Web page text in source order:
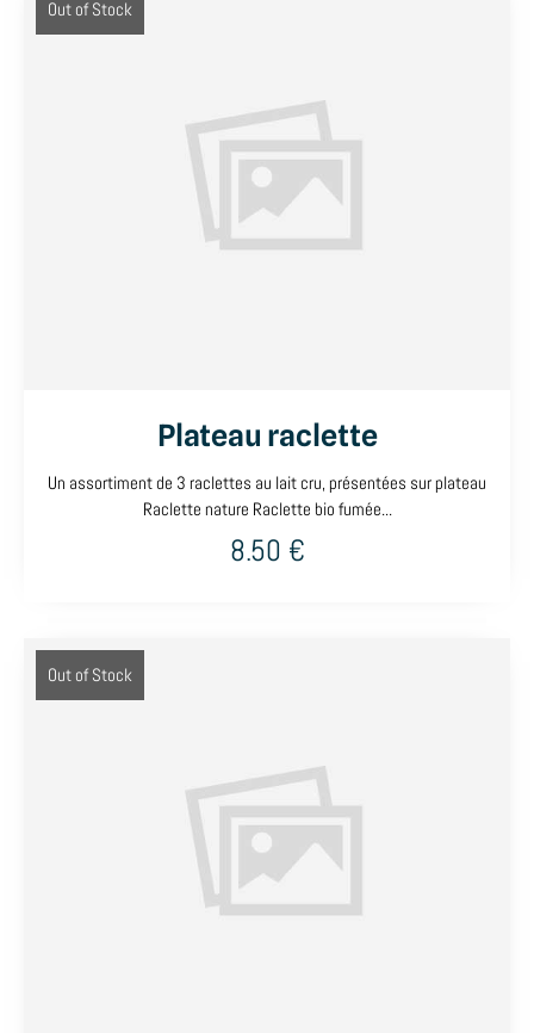
Out of Stock
Plateau raclette
Un assortiment de 3 raclettes au lait cru, présentées sur plateau
Raclette nature Raclette bio fumée...
8.50 €
Out of Stock